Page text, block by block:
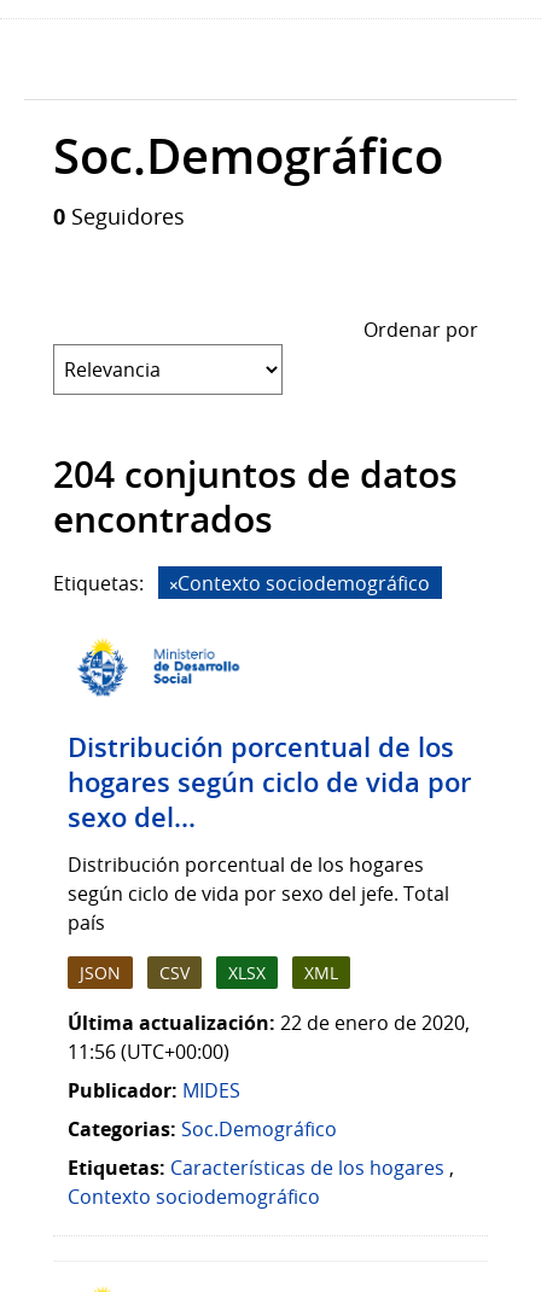
Soc.Demográfico
0 Seguidores
Ordenar por
204 conjuntos de datos
encontrados
Etiquetas: Contexto sociodemográfico
Distribución porcentual de los
hogares según ciclo de vida por
sexo del...
Distribución porcentual de los hogares
según ciclo de vida por sexo del jefe. Total
país
JSON CSV XLSX XML
Última actualización: 22 de enero de 2020,
11:56 (UTC+00:00)
Publicador: MIDES
Categorias: Soc.Demográfico
Etiquetas: Características de los hogares ,
Contexto sociodemográfico